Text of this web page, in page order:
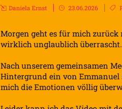
Daniela Ernst 23.06.2026
Morgen geht es für mich
wirklich unglaublich überrascht.
Nach unserem gemeinsamen
Hintergrund ein von Emmanuel
mich die Emotionen völlig